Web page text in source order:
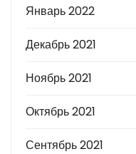
Январь 2022
Декабрь 2021
Ноябрь 2021
Октябрь 2021
Сентябрь 2021